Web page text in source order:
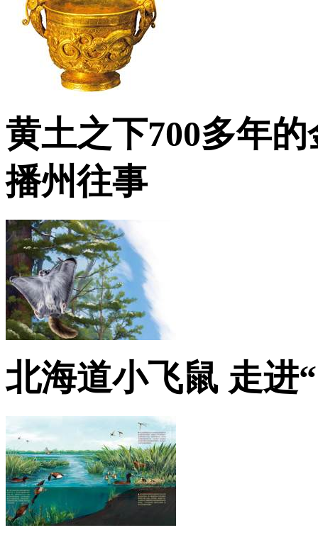
黄土之下700多年
播州往事
北海道小飞鼠 走进